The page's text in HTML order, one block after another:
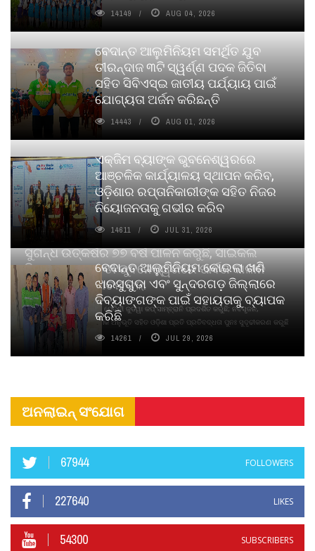
ସୁଗନ୍ଧ ଉତ୍କର୍ଷର ୭୭ ବର୍ଷ ପାଳନ କରୁଛି, ସାଇକଲ
ପିୟୋର୍‌ ଅଗରବତୀ ଭୁବନେଶ୍ୱରରେ ପାର୍ବଣ କାଳୀନ
ନବସୃଜନ ଉନ୍ମୋଚନ କଲା
ବାଉଁଶ ବିହୀନ କଠିନ ଧୂପ ଏବଂ ମେଦିନୀ ଜୁଡୱା କପ୍‌ ସାମ୍ବ୍ରାନି ପ୍ରଦର୍ଶିତ କରୁଛି; ନବସୃଜନ,
ଦୀର୍ଘସ୍ଥାୟିତା ଏବଂ ଆଧ୍ୟାତ୍ମିକ ଅନୁଭୂତି ସହିତ ଓଡ଼ିଶା ପ୍ରତି ପ୍ରତିବଦ୍ଧତା ପୁନଃ ସୁଦୃଢୀକରଣ କରୁଛି
14149 AUG 04, 2026
ବେଦାନ୍ତ ଆଲୁମିନିୟମ ସମର୍ଥିତ ଯୁବ
ତୀରନ୍ଦାଜ ୩ଟି ସ୍ୱର୍ଣ୍ଣ ପଦକ ଜିତିବା
ସହିତ ସିବିଏସ୍ଇ ଜାତୀୟ ପର୍ଯ୍ୟାୟ ପାଇଁ
ଯୋଗ୍ୟତା ଅର୍ଜନ କରିଛନ୍ତି
14443 AUG 01, 2026
ଏକ୍ଜିମ ବ୍ୟାଙ୍କ ଭୁବନେଶ୍ୱରରେ
ଆଞ୍ଚଳିକ କାର୍ଯ୍ୟାଳୟ ସ୍ଥାପନ କରିବ,
ଓଡ଼ିଶାର ରପ୍ତାନିକାରୀଙ୍କ ସହିତ ନିଜର
ନିୟୋଜନତାକୁ ଗଭୀର କରିବ
14611 JUL 31, 2026
ବେଦାନ୍ତ ଆଲୁମିନିୟମ କୋଇଲା ଖଣି
ଝାରସୁଗୁଡା ଏବଂ ସୁନ୍ଦରଗଡ଼ ଜିଲ୍ଲାରେ
ଦିବ୍ୟାଙ୍ଗଙ୍କ ପାଇଁ ସହାୟତାକୁ ବ୍ୟାପକ
କରିଛି
14261 JUL 29, 2026
ଅନଲାଇନ୍ ସଂଯୋଗ
67944 FOLLOWERS
227640 LIKES
54300 SUBSCRIBERS